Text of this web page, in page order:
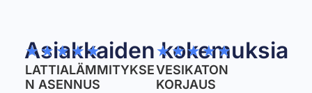
Asiakkaiden kokemuksia
★★★★ ★
LATTIALÄMMITYKSE
N ASENNUS
★★★★★
VESIKATON
KORJAUS